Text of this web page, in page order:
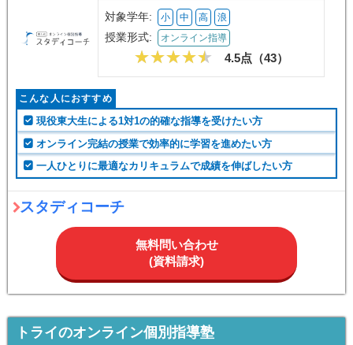
対象学年: 小 中 高 浪
授業形式: オンライン指導
4.5点（43）
こんな人におすすめ
現役東大生による1対1の的確な指導を受けたい方
オンライン完結の授業で効率的に学習を進めたい方
一人ひとりに最適なカリキュラムで成績を伸ばしたい方
スタディコーチ
無料問い合わせ
(資料請求)
トライのオンライン個別指導塾